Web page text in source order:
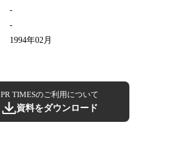
-
-
1994年02月
PR TIMESのご利用について
資料をダウンロード